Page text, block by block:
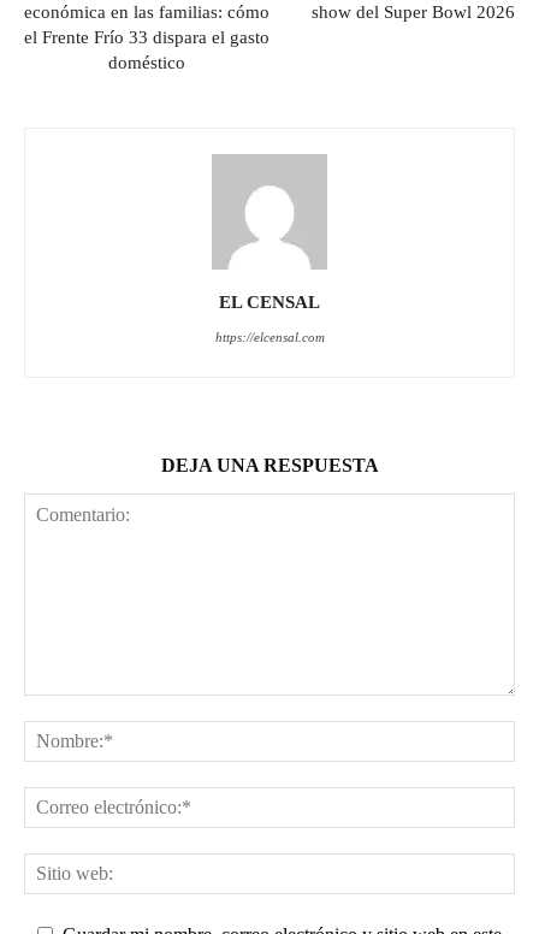
económica en las familias: cómo
el Frente Frío 33 dispara el gasto
doméstico
show del Super Bowl 2026
EL CENSAL
https://elcensal.com
DEJA UNA RESPUESTA